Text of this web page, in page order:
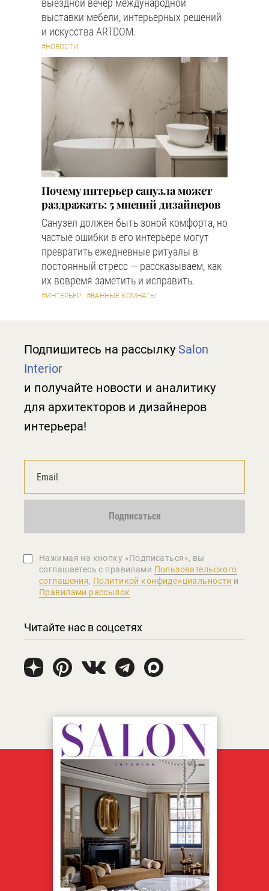
выездной вечер международной
выставки мебели, интерьерных решений
и искусства ARTDOM.
#НОВОСТИ
Почему интерьер санузла может
раздражать: 5 мнений дизайнеров
Санузел должен быть зоной комфорта, но
частые ошибки в его интерьере могут
превратить ежедневные ритуалы в
постоянный стресс — рассказываем, как
их вовремя заметить и исправить.
#ИНТЕРЬЕР #ВАННЫЕ КОМНАТЫ
Подпишитесь на рассылку Salon
Interior
и получайте новости и аналитику
для архитекторов и дизайнеров
интерьера!
Подписаться
Нажимая на кнопку «Подписаться», вы
соглашаетеcь с правилами Пользовательского
соглашения, Политикой конфиденциальности и
Правилами рассылок
Читайте нас в соцсетях